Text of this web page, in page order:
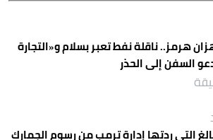
هرمز.. ناقلة نفط تعبر بسلام و«التجارة
السفن إلى الحذر
التي ردتها إدارة ترمب من رسوم الجمارك